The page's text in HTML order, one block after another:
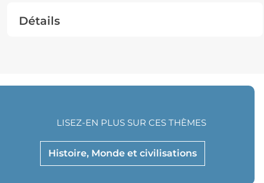
Détails
Histoire, Monde et civilisations
LISEZ-EN PLUS SUR CES THÈMES